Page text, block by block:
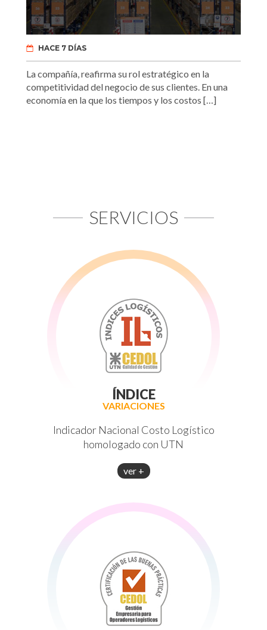
HACE 7 DÍAS
La compañía, reafirma su rol estratégico en la
competitividad del negocio de sus clientes. En una
economía en la que los tiempos y los costos […]
SERVICIOS
ÍNDICE
VARIACIONES
Indicador Nacional Costo Logístico
homologado con UTN
ver +